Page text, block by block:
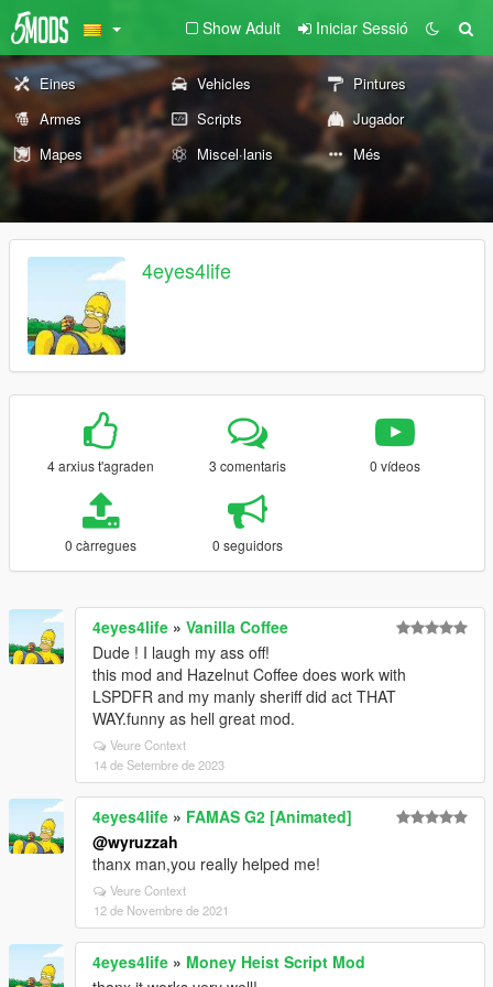
Show Adult Iniciar Sessió
Eines Vehicles
Pintures
Armes
Scripts
Jugador
Mapes
Miscel·lanis Més
4eyes4life
4 arxius t'agraden 3 comentaris 0 vídeos
0 càrregues 0 seguidors
4eyes4life » Vanilla Coffee
Dude ! I laugh my ass off!
this mod and Hazelnut Coffee does work with
LSPDFR and my manly sheriff did act THAT
WAY.funny as hell great mod.
Veure Context
14 de Setembre de 2023
4eyes4life » FAMAS G2 [Animated]
@wyruzzah
thanx man,you really helped me!
Veure Context
12 de Novembre de 2021
4eyes4life » Money Heist Script Mod